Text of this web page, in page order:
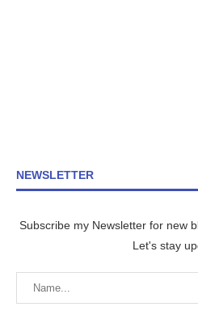
NEWSLETTER
Subscribe my Newsletter for new
Let's stay